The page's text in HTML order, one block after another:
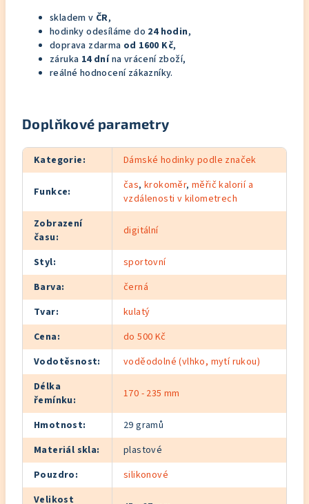
skladem v ČR,
hodinky odesíláme do 24 hodin,
doprava zdarma od 1600 Kč,
záruka 14 dnína vrácení zboží,
reálné hodnocení zákazníky.
Doplňkové parametry
Kategorie: Dámské hodinky podle značek
Funkce: čas,krokoměr,měřič kalorií a
vzdálenosti v kilometrech
Zobrazení
času: digitální
Styl:
sportovní
Barva:
černá
Tvar:
kulatý
Cena:
do 500 Kč
Vodotěsnost:
voděodolné (vlhko, mytí rukou)
Délka
řemínku: 170 - 235 mm
Hmotnost:
29 gramů
Materiál skla:
plastové
Pouzdro:
silikonové
Velikost